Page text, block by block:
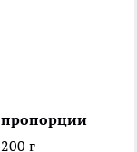
пропорции
200 г